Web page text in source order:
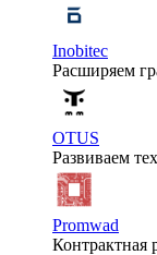
Inobitec
Расширяем
OTUS
Развиваем
Promwad
Контрактная